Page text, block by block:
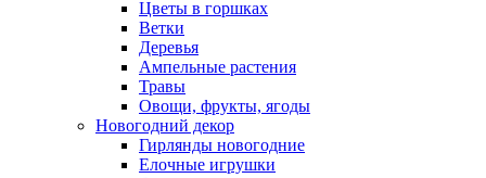
Цветы в горшках
Ветки
Деревья
Ампельные растения
Травы
Овощи, фрукты, ягоды
Новогодний декор
Гирлянды новогодние
Елочные игрушки